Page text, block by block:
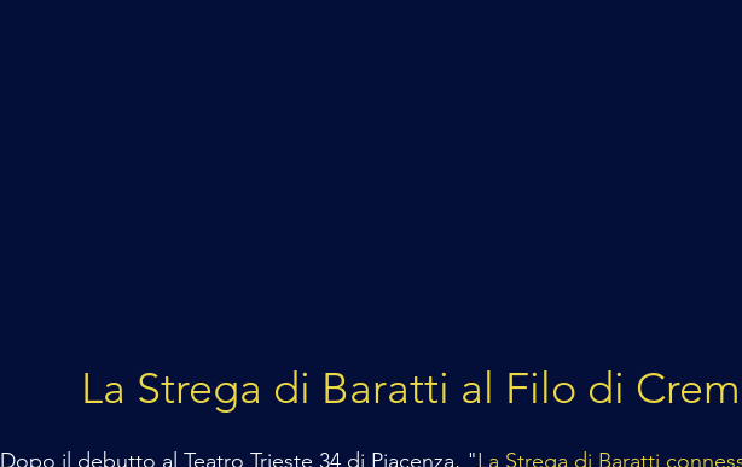
La Strega di Baratti al Filo di
Dopo il debutto al Teatro Trieste 34 di Piacenza, "La Strega di Baratti